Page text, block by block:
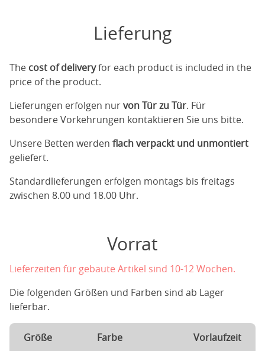
Lieferung
The cost of deliveryfor each product is included in the
price of the product.
Lieferungen erfolgen nurvon Tür zu Tür. Für
besondere Vorkehrungen kontaktieren Sie uns bitte.
Unsere Betten werden flach verpackt und unmontiert
geliefert.
Standardlieferungen erfolgen montags bis freitags
zwischen 8.00 und 18.00 Uhr.
Vorrat
Lieferzeiten für gebaute Artikel sind 10-12 Wochen.
Die folgenden Größen und Farben sind ab Lager
lieferbar.
Größe Farbe Vorlaufzeit